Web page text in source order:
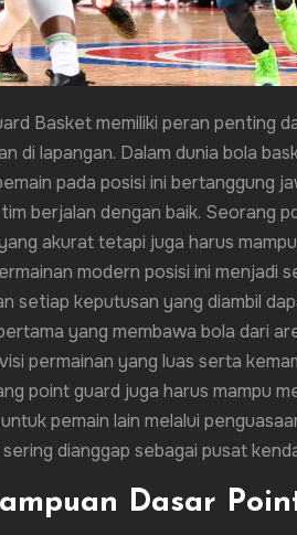
Basket memiliki peran penting
di lapangan. Dalam dunia bola
pada posisi ini bertanggung
berjalan dengan baik. Seorang
akurat tetapi juga harus
modern posisi ini menjadi
setiap keputusan yang diambil
yang membawa bola dari
permainan yang luas serta
point guard juga harus mampu
pemain lain melalui
sering dianggap sebagai pusat
Dasar